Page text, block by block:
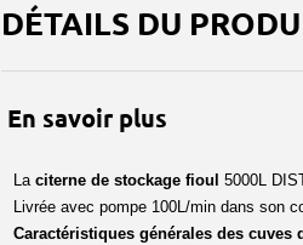
DÉTAILS DU
En savoir plus
La citerne de stockage fioul 5000L
Livrée avec pompe 100L/min dans son
Caractéristiques générales des cuves